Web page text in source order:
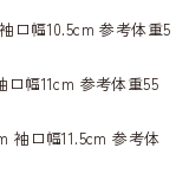
口幅10.5cm 参考体重5
幅11cm 参考体重55
袖口幅11.5cm 参考体